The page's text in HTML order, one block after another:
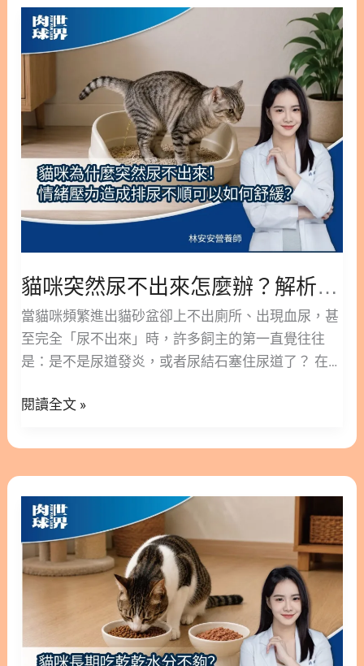
食，但別把「還願意喝水」當成沒事的保證。很多飼
主看到狗還在喝水就放心，這個判斷會誤導你，因為
喝水卻不吃飯，也可能是腎臟疾病或其他問題的訊
號。 1.2. 狗食慾不振又沒精神、拒吃零食代表什麼？
反過來，如果牠連最愛的零食都拒吃、又變得虛弱疲
倦、不想動、情緒冷淡，這就不是嘴挑，是身體發出
的警訊。生病常讓狗狗精神變差；平常熱臉迎人的狗
突然沒精神，就要當心身體不適。當「不吃」加上
「沒精神」同時出現，處理層級要立刻升高，這正是
下一段分齡時數表和精神、牙齦判斷要幫你做的事。
2. 狗狗食慾不振能撐幾天？分齡觀察時數表 ▶ 快速
解答：能不能等要看年齡：幼犬最多約 12 小時、健
康成犬約 24 至 4
化的隱形危機，並帶你認識最新的「關節保養黃金三
角」，教你如何透過精準營養，讓毛孩的關節用到
老、靈活到老！ 版本閱讀>> 狗狗活動力十足！關節
保養不能輕忽！營養師帶你認識保養關節黃金三角 隱
藏/顯示內容目錄 內容目錄 : 顯示/隱藏 1. 為什麼狗狗
的關節消耗特別大？4 大隱形危機解析 1.1. 高強度的
物理衝擊力 1.2. 大型犬的體重負擔 1.3. 先天基因與骨
關節弱勢 1.4. 居家平滑地板的「隱形殺手」 2. 破解
迷思：什麼是關節保養的「黃金三角」？ 2.1🔺 關鍵
一：基礎潤滑與彈性（玻尿酸、軟骨素） 2.2🔺 關鍵
二：結構修護與支撐（UC-II 非變性二型膠原蛋白）
貝、南極磷蝦油） 3.營養師總結：預防勝於治療，關
節保養從日常做起 4. 狗狗關節保健延伸閱讀 5. 狗狗
關節保健參考文獻 1. 為什麼狗狗的關節消耗特別
大？4 大隱形危機解析 狗狗的關節需求與其現代生活
型態、先天體型及基因息息相關。以下是導致狗狗容
易罹患關節疾病的四大主因： 1.1. 高強度的物理衝擊
的體重負擔 龐大的體型和體重，意味著軟骨需要承受
更多的壓迫，磨損速度自然更快。 🔬 臨床實證： 根
據科學文獻統計，特定大型犬種（如黃金獵犬、拉布
拉多、德國牧羊犬）罹患**退化性關節炎
（Osteoarthritis, OA）**的比例，遠高於一般小型犬
(1)。 1.3. 先天基因與骨關節弱勢 許多犬種先天就帶
有高風險的遺傳性關節發育不良問題。例如：遺傳性
三
角」
護
指
南
貓咪突然尿不出來怎麼辦？解析情緒壓力與排尿不順的舒緩對策
當貓咪頻繁進出貓砂盆卻上不出廁所、出現血尿，甚
至完全「尿不出來」時，許多飼主的第一直覺往往
是：是不是尿道發炎，或者尿結石塞住尿道了？ 在累
家長反覆面臨貓咪泌尿道問題復發的困擾。其實，根
兇，第一名並不是細菌感染，而是看不見的「情緒與
壓力」！ 今天，我們將從營養學與臨床實證的角度，
深入解析壓力是如何影響貓咪排尿，以及該如何透過
日常的機能營養，從根本舒緩貓咪的泌尿道困境。 版
本閱讀>> 貓咪為什麼突然尿不出來！情緒壓力造成
排尿不順可以如何舒緩？ 隱藏/顯示內容目錄 內容目
錄 : 顯示/隱藏 1. 尿不出來的真實原因：臨床實證中
的「貓自發性膀胱炎 (FIC)」 2. 破解迷思：為什麼貓
咪泌尿道保養不能只吃蔓越莓？ 3. 打造無壓泌尿環
境：關鍵機能營養成分解析 3.1 舒緩緊迫神經：色胺
咪
突
然
尿
不
出
來
辦？
情
緒
壓
力
排
不
順
的
舒
緩
對
策
閱讀全文 »
咪
不
喝
水
辦？